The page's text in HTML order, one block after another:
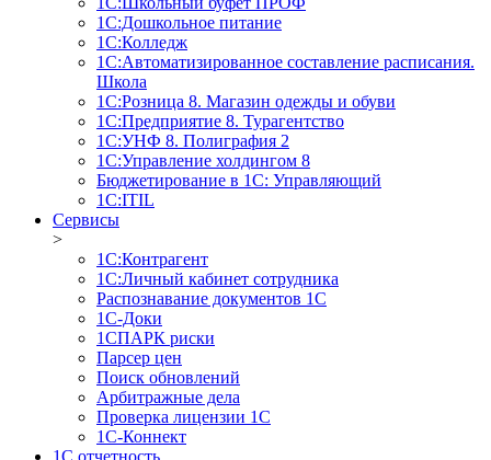
1C:Дошкольное питание
1С:Колледж
1С:Автоматизированное составление расписания.
Школа
1С:Розница 8. Магазин одежды и обуви
1С:Предприятие 8. Турагентство
1С:УНФ 8. Полиграфия 2
1С:Управление холдингом 8
Бюджетирование в 1С: Управляющий
1С:ITIL
Сервисы
>
1C:Контрагент
1С:Личный кабинет сотрудника
Распознавание документов 1С
1С-Доки
1CПАРК риски
Парсер цен
Поиск обновлений
Арбитражные дела
Проверка лицензии 1С
1С-Коннект
1C отчетность